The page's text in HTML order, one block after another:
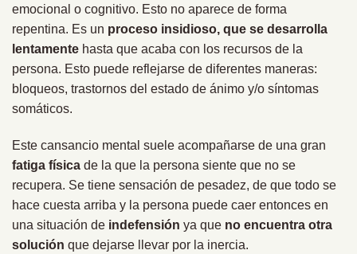
emocional o cognitivo. Esto no aparece de forma
repentina. Es un proceso insidioso, que se desarrolla
lentamente hasta que acaba con los recursos de la
persona. Esto puede reflejarse de diferentes maneras:
bloqueos, trastornos del estado de ánimo y/o síntomas
somáticos.
Este cansancio mental suele acompañarse de una gran
fatiga física de la que la persona siente que no se
recupera. Se tiene sensación de pesadez, de que todo se
hace cuesta arriba y la persona puede caer entonces en
una situación de indefensión ya que no encuentra otra
solución que dejarse llevar por la inercia.